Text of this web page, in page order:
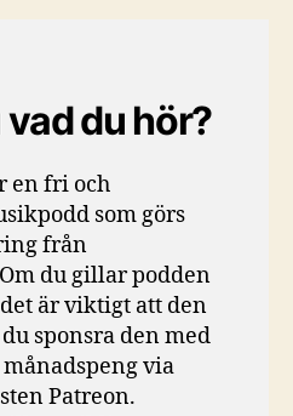
du hör?
en fri och
som görs
från
du gillar podden
är viktigt att den
sponsra den med
via
Patreon.